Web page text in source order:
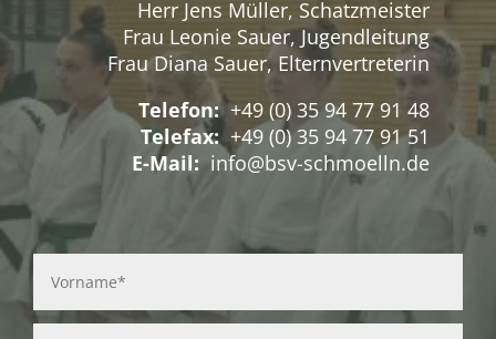
Herr Jens Müller, Schatzmeister
Frau Leonie Sauer, Jugendleitung
Frau Diana Sauer, Elternvertreterin
Telefon:+49 (0) 35 94 77 91 48
Telefax: +49 (0) 35 94 77 91 51
E-Mail: info@bsv-schmoelln.de